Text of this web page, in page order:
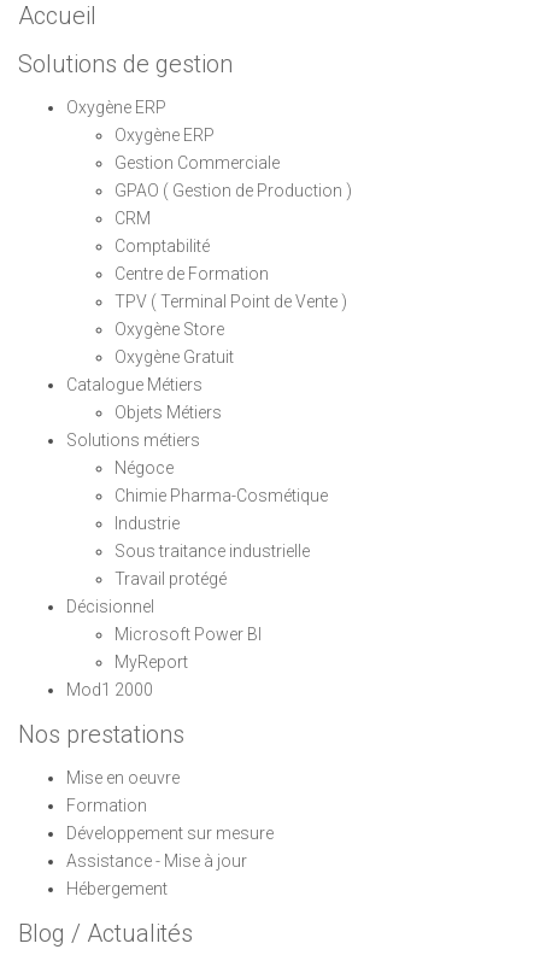
Accueil
Solutions de gestion
Oxygène ERP
Oxygène ERP
Gestion Commerciale
GPAO ( Gestion de Production )
CRM
Comptabilité
Centre de Formation
TPV ( Terminal Point de Vente )
Oxygène Store
Oxygène Gratuit
Catalogue Métiers
Objets Métiers
Solutions métiers
Négoce
Chimie Pharma-Cosmétique
Industrie
Sous traitance industrielle
Travail protégé
Décisionnel
Microsoft Power BI
MyReport
Mod1 2000
Nos prestations
Mise en oeuvre
Formation
Développement sur mesure
Assistance - Mise à jour
Hébergement
Blog / Actualités